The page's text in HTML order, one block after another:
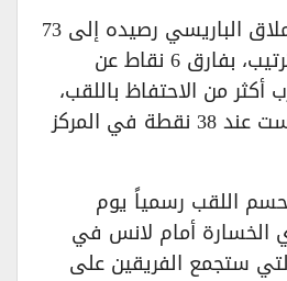
بهذا الفوز، رفع العملاق الباريسي رصيده إلى 73
نقطة في صدارة الترتيب، بفارق 6 نقاط عن
من الاحتفاظ باللقب،
فيما تجمد رصيد بريست عند 38 نقطة في المركز
اللقب رسمياً يوم
الخسارة أمام لانس في
ستجمع الفريقين على